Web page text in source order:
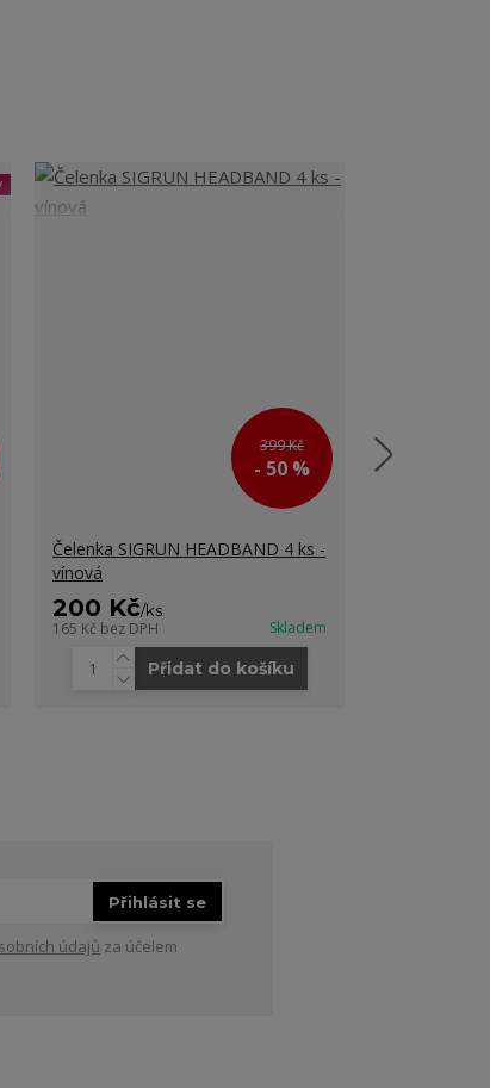
399 Kč
- 50 %
Čelenka SIGRUN HEADBAND 4 ks -
vínová
200 Kč/ks
165 Kč bez DPH Skladem
Přidat do košíku
Přihlásit se
údajů za účelem